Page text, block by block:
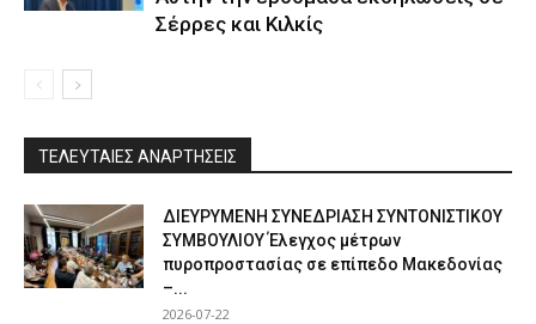
Σέρρες και Κιλκίς
ΤΕΛΕΥΤΑΙΕΣ ΑΝΑΡΤΗΣΕΙΣ
ΔΙΕΥΡΥΜΕΝΗ ΣΥΝΕΔΡΙΑΣΗ ΣΥΝΤΟΝΙΣΤΙΚΟΥ
ΣΥΜΒΟΥΛΙΟΥ Έλεγχος μέτρων
πυροπροστασίας σε επίπεδο Μακεδονίας
–...
2026-07-22